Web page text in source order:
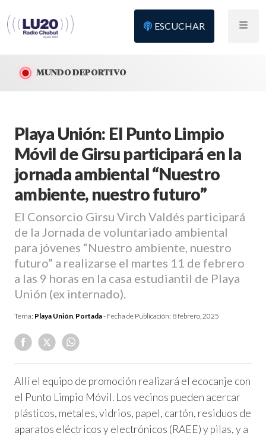
ESCUCHAR
MUNDO DEPORTIVO
Playa Unión: El Punto Limpio
Móvil de Girsu participará en la
jornada ambiental “Nuestro
ambiente, nuestro futuro”
El Consorcio Girsu Virch Valdés participará
de la Jornada de voluntariado ambiental
para jóvenes “Nuestro ambiente, nuestro
futuro” a realizarse el martes 11 de febrero
a las 9 horas en la casa estudiantil de Playa
Unión (ex internado).
Tema: Playa Unión, Portada- Fecha de Publicación: 8 febrero, 2025
Allí el equipo de promoción realizará el ecocanje con
el Punto Limpio Móvil. Los vecinos pueden acercar
plásticos, metales, vidrios, papel, cartón, residuos de
aparatos eléctricos y electrónicos (RAEE) y pilas, y a